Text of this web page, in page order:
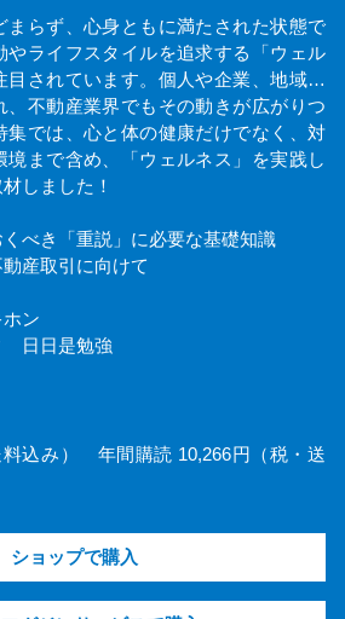
まらず、心身ともに満たされた状態で
やライフスタイルを追求する「ウェル
目されています。個人や企業、地域…
、不動産業界でもその動きが広がりつ
集では、心と体の健康だけでなく、対
境まで含め、「ウェルネス」を実践し
しました！
くべき「重説」に必要な基礎知識
産取引に向けて
ホン
日日是勉強
料込み） 年間購読 10,266円（税・送
ショップで購入